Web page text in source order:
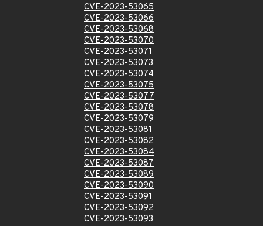
CVE-2023-53065
CVE-2023-53066
CVE-2023-53068
CVE-2023-53070
CVE-2023-53071
CVE-2023-53073
CVE-2023-53074
CVE-2023-53075
CVE-2023-53077
CVE-2023-53078
CVE-2023-53079
CVE-2023-53081
CVE-2023-53082
CVE-2023-53084
CVE-2023-53087
CVE-2023-53089
CVE-2023-53090
CVE-2023-53091
CVE-2023-53092
CVE-2023-53093